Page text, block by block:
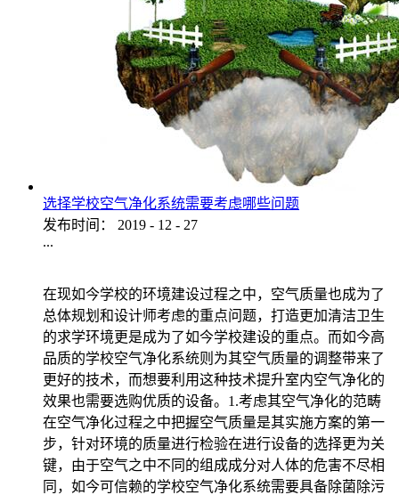
选择学校空气净化系统需要考虑哪些问题
发布时间：
2019 - 12 - 27
...
在现如今学校的环境建设过程之中，空气质量也成为了
总体规划和设计师考虑的重点问题，打造更加清洁卫生
的求学环境更是成为了如今学校建设的重点。而如今高
品质的学校空气净化系统则为其空气质量的调整带来了
更好的技术，而想要利用这种技术提升室内空气净化的
效果也需要选购优质的设备。1.考虑其空气净化的范畴
在空气净化过程之中把握空气质量是其实施方案的第一
步，针对环境的质量进行检验在进行设备的选择更为关
键，由于空气之中不同的组成成分对人体的危害不尽相
同，如今可信赖的学校空气净化系统需要具备除菌除污